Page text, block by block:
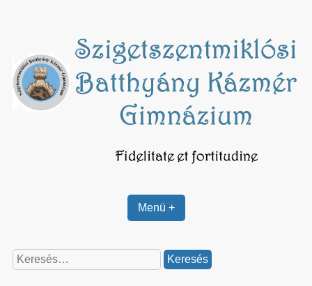
Menü +
Keresés: